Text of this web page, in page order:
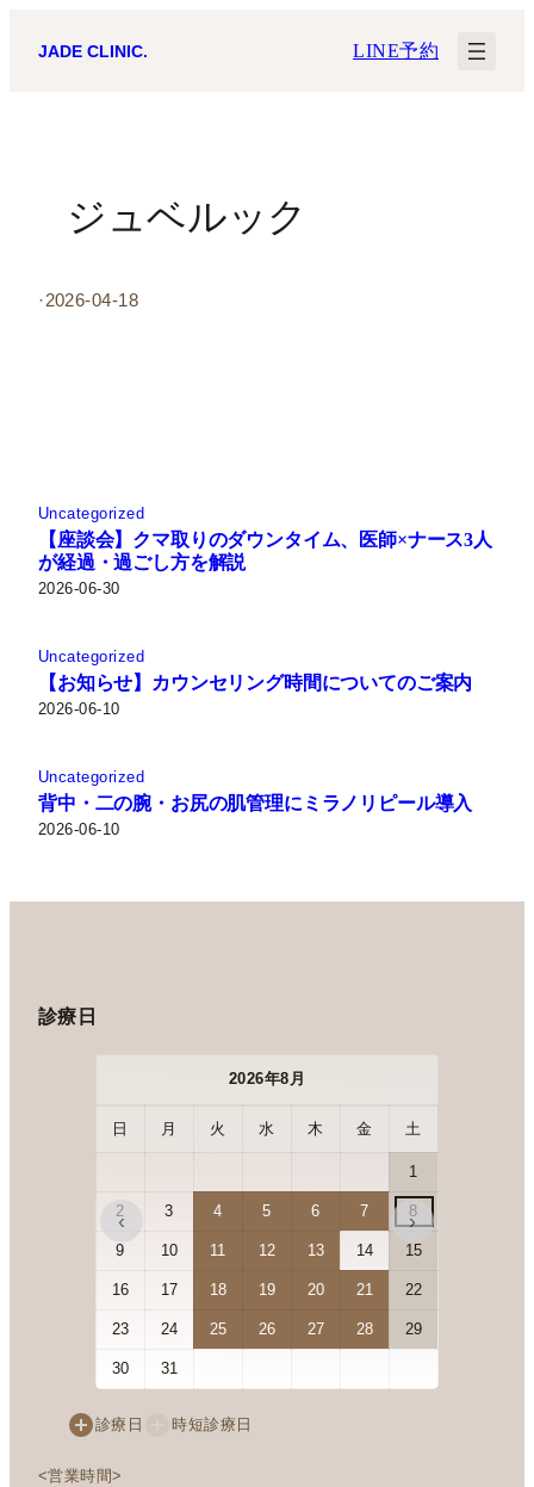
JADE CLINIC. LINE予約
ジュベルック
·2026-04-18
Uncategorized
【座談会】クマ取りのダウンタイム、医師×ナース3人
が経過・過ごし方を解説
2026-06-30
Uncategorized
【お知らせ】カウンセリング時間についてのご案内
2026-06-10
Uncategorized
背中・二の腕・お尻の肌管理にミラノリピール導入
2026-06-10
診療日
‹
2026年8月
日 月 火 水 木 金 土
1
2 3 4 5 6 7 8
9 10 11 12 13 14 15
16 17 18 19 20 21 22
23 24 25 26 27 28 29
30 31
›
診療日 時短診療日
<営業時間>